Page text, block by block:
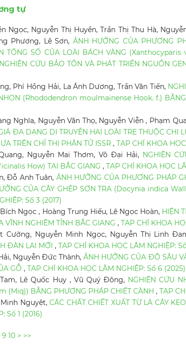
tự
Ngọc, Nguyễn Thị Huyền, Trần Thị Thu Hà,
Phương, Lê Sơn, ẢNH HƯỞNG CỦA PHƯƠNG
TỔNG SỐ CỦA LOÀI BÁCH VÀNG
CỨU BẢO TỒN VÀ PHÁT TRIỂN NGUỒN
Phí Hồng Hải, La Ánh Dương, Trần Văn Tiến,
(Rhododendron moulmainense Hook. f.)
Nghĩa, Nguyễn Văn Thọ, Nguyễn Viễn , Phạm
ĐA DẠNG DI TRUYỀN HAI LOÀI TRE THUỘC CHI
TRÊN CHỈ THỊ PHÂN TỬ ISSR , TẠP CHÍ KHOA
Nguyễn Mai Thơm, Võ Đại Hải, NGHIÊN
How) TẠI BẮC GIANG , TẠP CHÍ KHOA HỌC
Đỗ Anh Tuân, ẢNH HƯỞNG CỦA PHƯƠNG PHÁP
CỦA CÂY GHÉP SƠN TRA (Docynia indica
Số 3 (2017)
Ngọc , Hoàng Trung Hiếu, Lê Ngọc Hoàn, HIỆN
VĨNH NGHIÊM TỈNH BẮC GIANG , TẠP CHÍ KHOA
Cường, Nguyễn Minh Ngọc, Nguyễn Thị Linh
ĐÀN LAI MỚI , TẠP CHÍ KHOA HỌC LÂM NGHIỆP:
Nguyễn Đức Thành,ẢNH HƯỞNG CỦA ĐỘ SÂU
GỖ , TẠP CHÍ KHOA HỌC LÂM NGHIỆP: Số 6 (2025)
Lê Quốc Huy , Vũ Quý Đông, NGHIÊN CỨU
(Miq)) BẰNG PHƯƠNG PHÁP CHIẾT CÀNH , TẠP
Nguyệt,CÁC CHẤT CHIẾT XUẤT TỪ LÁ CÂY
Số 1 (2016)
9 10 > >>